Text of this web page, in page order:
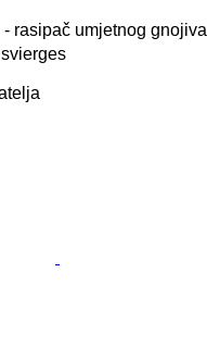
rasipač umjetnog gnojiva